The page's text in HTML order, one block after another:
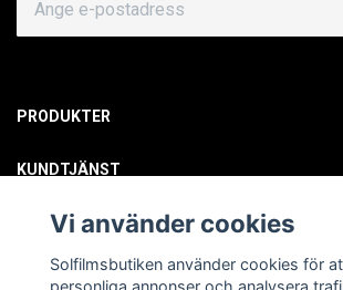
PRODUKTER
KUNDTJÄNST
OM OSS
SOCIALA MEDIER
Vi använder cookies
Solfilmsbutiken använder cookies för
personliga annonser och analysera